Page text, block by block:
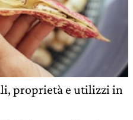
proprietà e utilizzi in